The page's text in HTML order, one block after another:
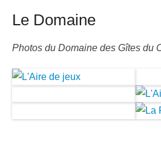
Le Domaine
Photos du Domaine des Gîtes du